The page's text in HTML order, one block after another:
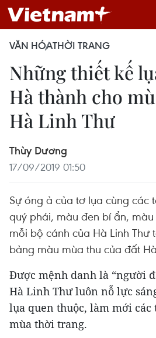
VĂN HÓATHỜI TRANG
Những thiết kế
Hà thành cho
Hà Linh Thư
Thùy Dương
17/09/2019 01:50
Sự óng ả của tơ lụa cùng các
quý phái, màu đen bí ẩn,
mỗi bộ cánh của Hà Linh Thư
bảng màu mùa thu của đất
Được mệnh danh là “người
Hà Linh Thư luôn nỗ lực
lụa quen thuộc, làm mới
mùa thời trang.